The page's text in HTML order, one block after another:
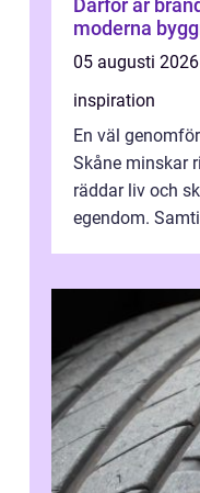
Därför är
moderna
05 augusti 2026
inspiration
En väl
Skåne minskar
räddar liv och
egendom.